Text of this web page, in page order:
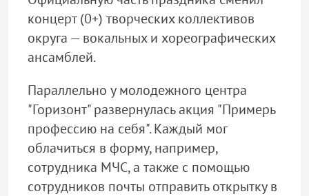
концерт (0+) творческих коллективов
округа — вокальных и хореографических
ансамблей.
Параллельно у молодежного центра
"Горизонт" развернулась акция "Примерь
профессию на себя". Каждый мог
облачиться в форму, например,
сотрудника МЧС, а также с помощью
сотрудников почты отправить открытку в